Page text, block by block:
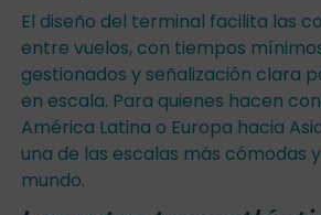
El diseño del terminal facilita las
entre vuelos, con tiempos
gestionados y señalización clara
en escala. Para quienes hacen
América Latina o Europa hacia
una de las escalas más cómodas
mundo.